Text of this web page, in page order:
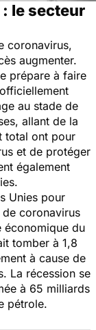
: le secteur
coronavirus,
augmenter.
prépare à faire
au stade de
allant de la
total ont pour
et de protéger
également
Unies pour
de coronavirus
économique du
tomber à 1,8
à cause de
La récession se
à 65 milliards
pétrole.